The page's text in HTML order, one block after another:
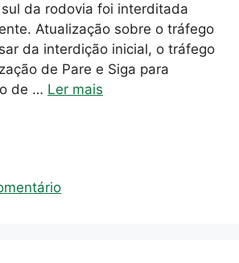
da rodovia foi interditada
Atualização sobre o tráfego
da interdição inicial, o tráfego
de Pare e Siga para
de … Ler mais